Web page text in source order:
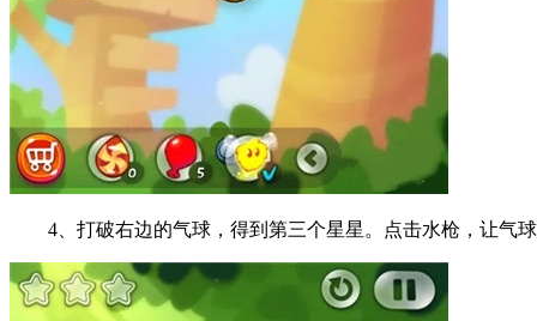
4、打破右边的气球，得到第三个星星。点击水枪，让气